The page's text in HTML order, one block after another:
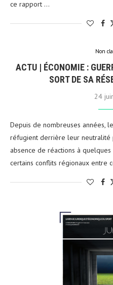
ce rapport …
Non
ACTU | ÉCONOMIE :
SORT DE SA
24
Depuis de nombreuses années,
réfugient derrière leur
absence de réactions à
certains conflits régionaux entre